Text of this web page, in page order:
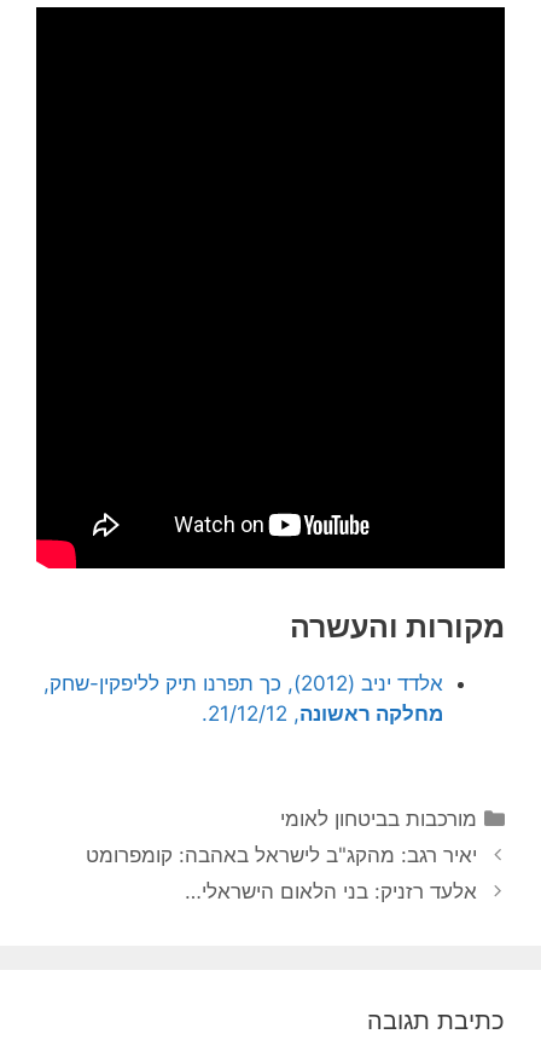
מקורות והעשרה
אלדד יניב (2012), כך תפרנו תיק לליפקין-שחק,
מחלקה ראשונה, 21/12/12.
קטגוריות
מורכבות בביטחון לאומי
יאיר רגב: מהקג"ב לישראל באהבה: קומפרומט
אלעד רזניק: בני הלאום הישראלי…
כתיבת תגובה